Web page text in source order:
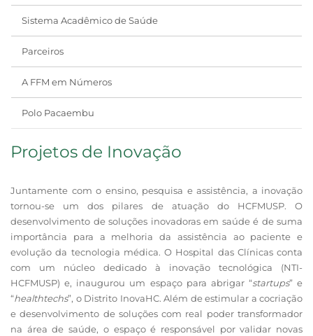
Sistema Acadêmico de Saúde
Parceiros
A FFM em Números
Polo Pacaembu
Projetos de Inovação
Juntamente com o ensino, pesquisa e assistência, a inovação
tornou-se um dos pilares de atuação do HCFMUSP. O
desenvolvimento de soluções inovadoras em saúde é de suma
importância para a melhoria da assistência ao paciente e
evolução da tecnologia médica. O Hospital das Clínicas conta
com um núcleo dedicado à inovação tecnológica (NTI-
HCFMUSP) e, inaugurou um espaço para abrigar “startups” e
“healthtechs”, o Distrito InovaHC. Além de estimular a cocriação
e desenvolvimento de soluções com real poder transformador
na área de saúde, o espaço é responsável por validar novas